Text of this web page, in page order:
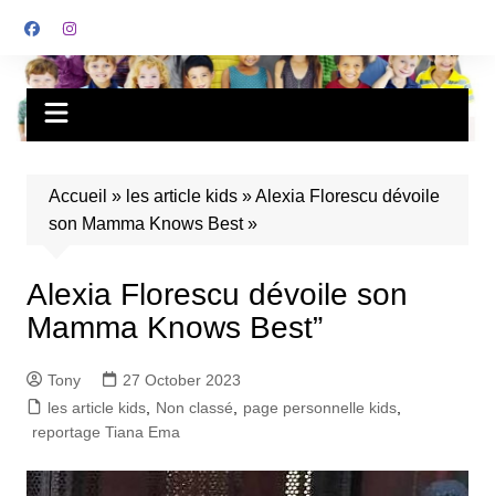
Accueil » les article kids»Alexia Florescu dévoile
son Mamma Knows Best »
Alexia Florescu dévoile son
Mamma Knows Best”
Tony
27 October 2023
les article kids, Non classé page personnelle kids,
reportage Tiana Ema